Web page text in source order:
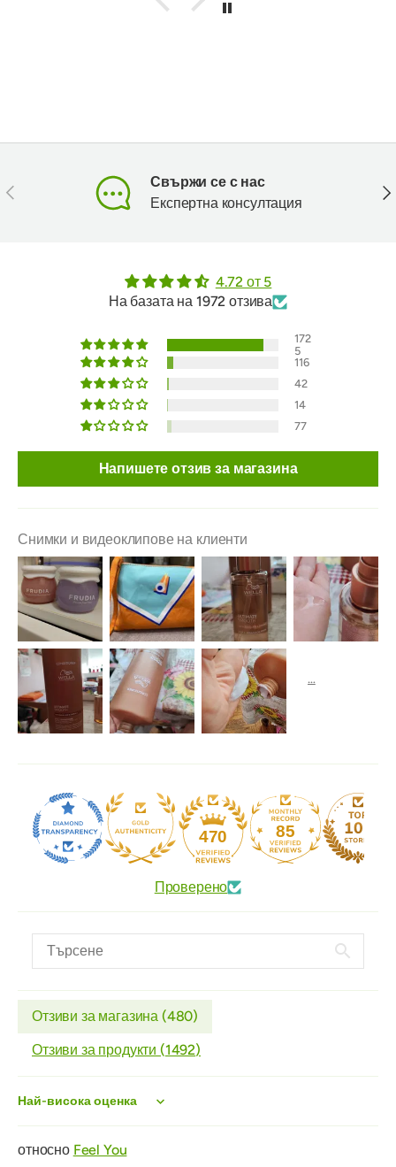
Предишен
Свържи се с нас
Експертна консултация
4.72 от 5
На базата на 1972 отзива
172
5
116
42
14
77
Напишете отзив за магазина
Снимки и видеоклипове на клиенти
470 85
Проверено
Отзиви за магазина (480)
Отзиви за продукти (1492)
Sort by
Feel You